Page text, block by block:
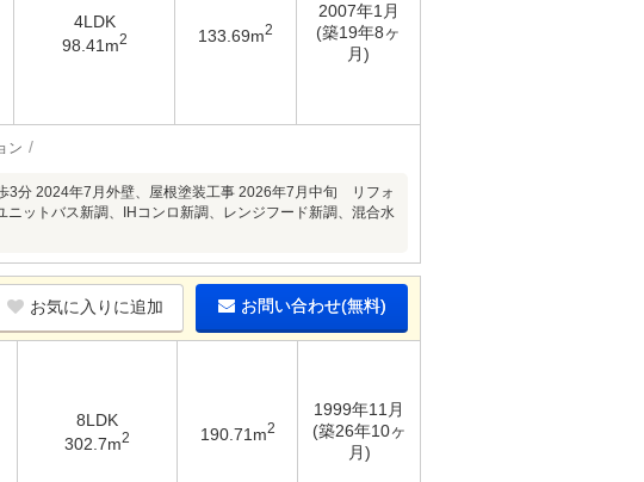
4LDK
98.41m2 133.69m2
2007年1月
(築19年8ヶ
月)
ン
分 2024年7月外壁、屋根塗装工事 2026年7月中旬 リフォ
ットバス新調、IHコンロ新調、レンジフード新調、混合水
お気に入りに追加 お問い合わせ(無料)
8LDK
302.7m2 190.71m2
1999年11月
(築26年10ヶ
月)